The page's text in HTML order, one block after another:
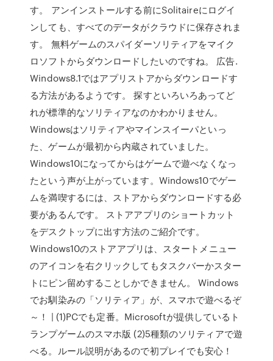
す。 アンインストールする前にSolitaireにログイ
ンしても、すべてのデータがクラウドに保存されま
す。 無料ゲームのスパイダーソリティアをマイク
ロソフトからダウンロードしたいのですね。 広告.
Windows8.1ではアプリストアからダウンロードす
る方法があるようです。 探すといろいろあってど
れが標準的なソリティアなのかわかりません。
Windowsはソリティアやマインスイーパといっ
た、ゲームが最初から内蔵されていました。
Windows10になってからはゲームで遊べなくなっ
たという声が上がっています。Windows10でゲー
ムを満喫するには、ストアからダウンロードする必
要があるんです。 ストアアプリのショートカット
をデスクトップに出す方法のご紹介です。
Windows10のストアアプリは、スタートメニュー
のアイコンを右クリックしてもタスクバーかスター
トにピン留めすることしかできません。 Windows
でお馴染みの「ソリティア」が、スマホで遊べるぞ
～！ | (1)PCでも定番。Microsoftが提供しているト
ランプゲームのスマホ版 (2)5種類のソリティアで遊
べる。ルール説明があるので初プレイでも安心！